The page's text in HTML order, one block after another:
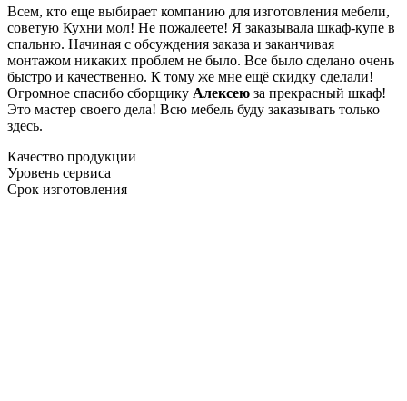
Всем, кто еще выбирает компанию для изготовления мебели,
советую Кухни мол! Не пожалеете! Я заказывала шкаф-купе в
спальню. Начиная с обсуждения заказа и заканчивая
монтажом никаких проблем не было. Все было сделано очень
быстро и качественно. К тому же мне ещё скидку сделали!
Огромное спасибо сборщику Алексею за прекрасный шкаф!
Это мастер своего дела! Всю мебель буду заказывать только
здесь.
Качество продукции
Уровень сервиса
Срок изготовления